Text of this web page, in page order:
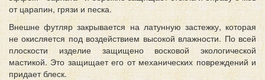
от царапин, грязи и песка.
Внешне футляр закрывается на латунную застежку, которая
не окисляется под воздействием высокой влажности. По всей
плоскости изделие защищено восковой экологической
мастикой. Это защищает его от механических повреждений и
придает блеск.